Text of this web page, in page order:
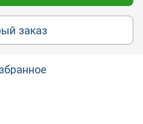
заказ